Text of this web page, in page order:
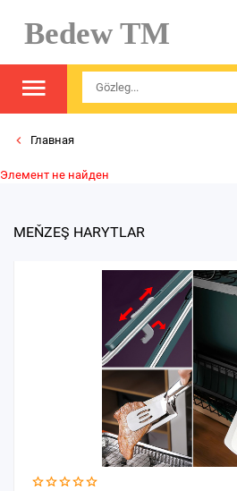
Bedew TM
Главная
Элемент не найден
MEŇZEŞ HARYTLAR